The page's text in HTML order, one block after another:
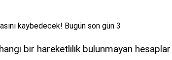
bir hareketlilik bulunmayan